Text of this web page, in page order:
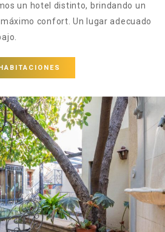
un hotel distinto, brindando un
confort. Un lugar adecuado